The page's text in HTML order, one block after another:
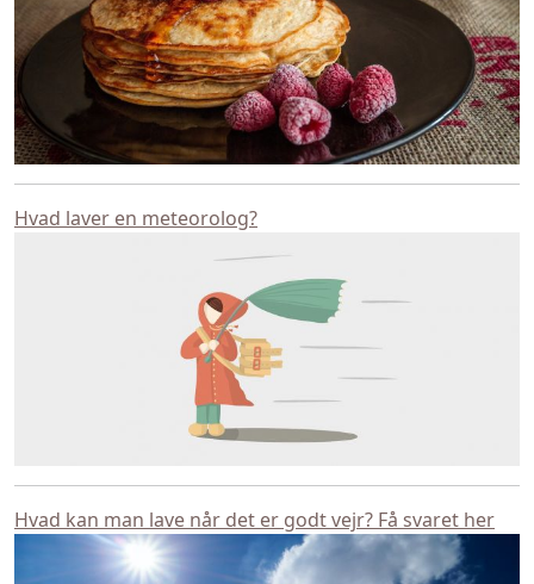
Hvad laver en meteorolog?
Hvad kan man lave når det er godt vejr? Få svaret her